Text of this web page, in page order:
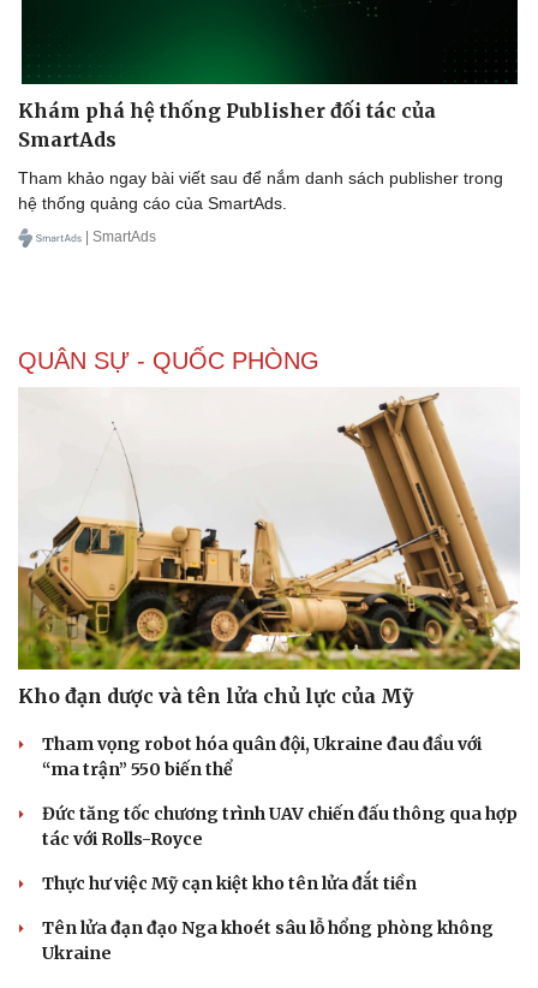
Doanh nghiệp
Thông tin doanh nghiệp
Doanh nghiệp 24h
Doanh nhân
Công nghệ
Tin Công nghệ
Khám phá hệ thống Publisher đối tác của
SmartAds
Tham khảo ngay bài viết sau để nắm danh sách publisher trong
hệ thống quảng cáo của SmartAds.
| SmartAds
QUÂN SỰ - QUỐC PHÒNG
Kho đạn dược và tên lửa chủ lực của Mỹ
Tham vọng robot hóa quân đội, Ukraine đau đầu với
“ma trận” 550 biến thể
Đức tăng tốc chương trình UAV chiến đấu thông qua hợp
tác với Rolls-Royce
Thực hư việc Mỹ cạn kiệt kho tên lửa đắt tiền
Tên lửa đạn đạo Nga khoét sâu lỗ hổng phòng không
Ukraine